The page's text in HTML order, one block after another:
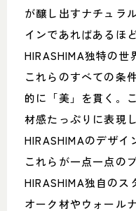
が醸し出すナチュラ
インであればあるほ
HIRASHIMA独特の世
これらのすべての条
的に「美」を貫く。
材感たっぷりに表現
HIRASHIMAのデザイ
これらが一点一点の
HIRASHIMA独自のス
オーク材やウォール